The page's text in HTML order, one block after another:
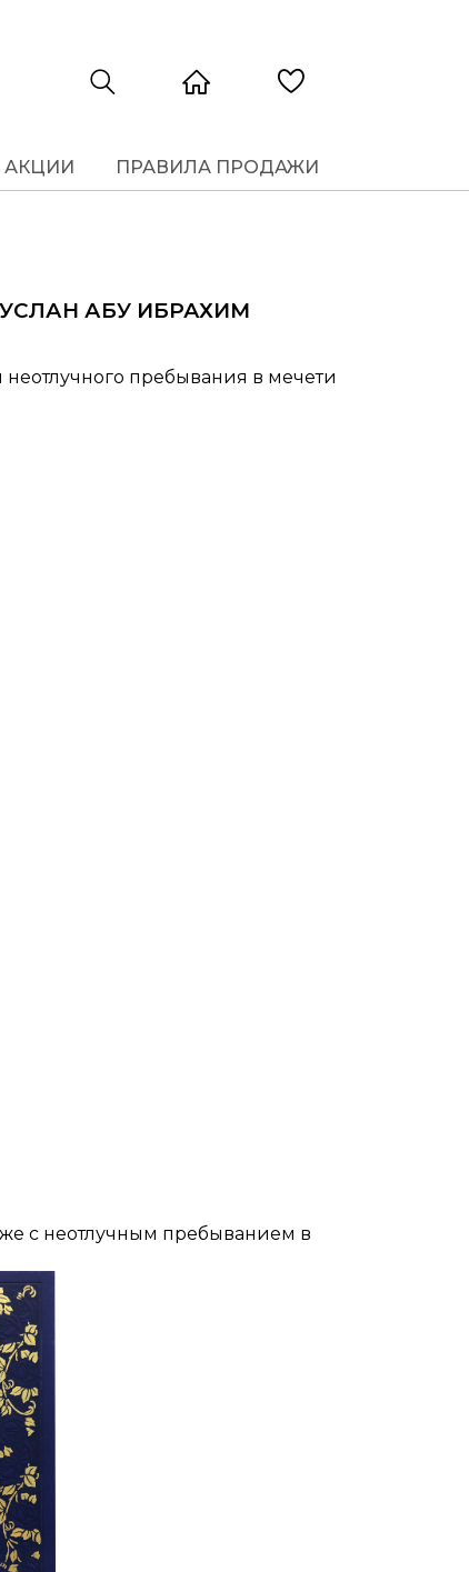
АКЦИИ ПРАВИЛА ПРОДАЖИ
АБУ ИБРАХИМ
неотлучного пребывания в мечети
с неотлучным пребыванием в